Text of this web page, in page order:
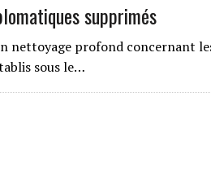
supprimés
nettoyage profond concernant
sous le…